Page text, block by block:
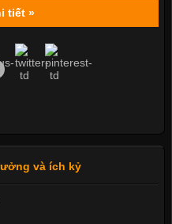
tiết »
và ích kỷ